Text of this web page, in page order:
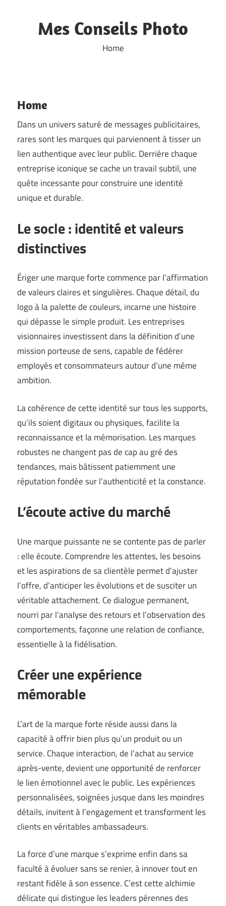
contentMes Conseils Photo
Home
Home
Dans un univers saturé de messages publicitaires,
rares sont les marques qui parviennent à tisser un
lien authentique avec leur public. Derrière chaque
entreprise iconique se cache un travail subtil, une
quête incessante pour construire une identité
unique et durable.
Le socle : identité et valeurs
distinctives
Ériger une marque forte commence par l’affirmation
de valeurs claires et singulières. Chaque détail, du
logo à la palette de couleurs, incarne une histoire
qui dépasse le simple produit. Les entreprises
visionnaires investissent dans la définition d’une
mission porteuse de sens, capable de fédérer
employés et consommateurs autour d’une même
ambition.
La cohérence de cette identité sur tous les supports,
qu’ils soient digitaux ou physiques, facilite la
reconnaissance et la mémorisation. Les marques
robustes ne changent pas de cap au gré des
tendances, mais bâtissent patiemment une
réputation fondée sur l’authenticité et la constance.
L’écoute active du marché
Une marque puissante ne se contente pas de parler
: elle écoute. Comprendre les attentes, les besoins
et les aspirations de sa clientèle permet d’ajuster
l’offre, d’anticiper les évolutions et de susciter un
véritable attachement. Ce dialogue permanent,
nourri par l’analyse des retours et l’observation des
comportements, façonne une relation de confiance,
essentielle à la fidélisation.
Créer une expérience
mémorable
L’art de la marque forte réside aussi dans la
capacité à offrir bien plus qu’un produit ou un
service. Chaque interaction, de l’achat au service
après-vente, devient une opportunité de renforcer
le lien émotionnel avec le public. Les expériences
personnalisées, soignées jusque dans les moindres
détails, invitent à l’engagement et transforment les
clients en véritables ambassadeurs.
La force d’une marque s’exprime enfin dans sa
faculté à évoluer sans se renier, à innover tout en
restant fidèle à son essence. C’est cette alchimie
délicate qui distingue les leaders pérennes des